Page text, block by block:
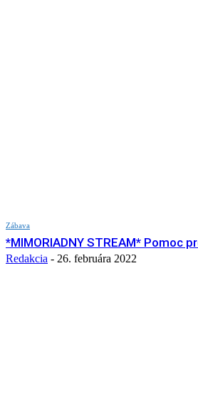
Zábava
*MIMORIADNY STREAM* Pomoc
Redakcia - 26. februára 2022